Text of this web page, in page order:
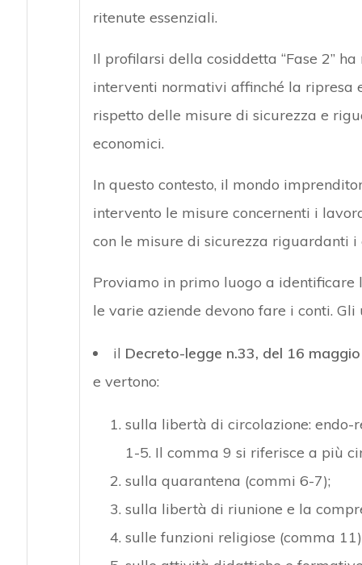
ritenute essenziali.
Il profilarsi della cosiddetta “Fase 2”
interventi normativi affinché la ripresa
rispetto delle misure di sicurezza e
economici.
In questo contesto, il mondo
intervento le misure concernenti i
con le misure di sicurezza riguardanti i
Proviamo in primo luogo a
le varie aziende devono fare i conti.
il Decreto-legge n.33, del 16
e vertono:
sulla libertà di circolazione: endo-
1-5. Il comma 9 si riferisce a più
sulla quarantena (commi 6-7);
sulla libertà di riunione e la
sulle funzioni religiose (comma